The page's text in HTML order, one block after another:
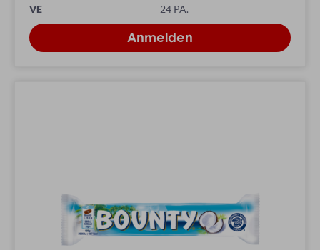
VE
24 PA.